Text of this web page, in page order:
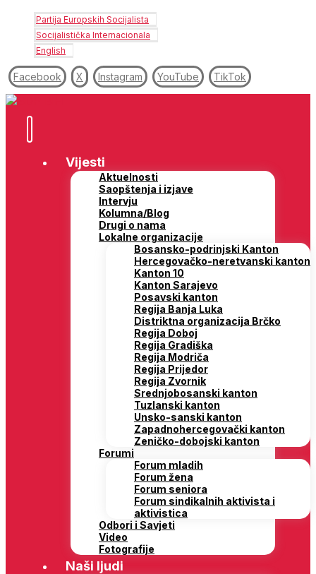
Partija Europskih Socijalista
Socijalistička Internacionala
English
Facebook X Instagram YouTube TikTok
Vijesti
Aktuelnosti
Saopštenja i izjave
Intervju
Kolumna/Blog
Drugi o nama
Lokalne organizacije
Bosansko-podrinjski Kanton
Hercegovačko-neretvanski kanton
Kanton 10
Kanton Sarajevo
Posavski kanton
Regija Banja Luka
Distriktna organizacija Brčko
Regija Doboj
Regija Gradiška
Regija Modriča
Regija Prijedor
Regija Zvornik
Srednjobosanski kanton
Tuzlanski kanton
Unsko-sanski kanton
Zapadnohercegovački kanton
Zeničko-dobojski kanton
Forumi
Forum mladih
Forum žena
Forum seniora
Forum sindikalnih aktivista i
aktivistica
Odbori i Savjeti
Video
Fotografije
Naši ljudi